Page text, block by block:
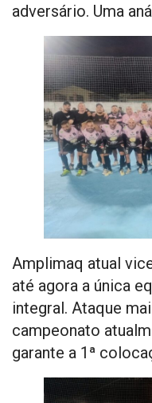
adversário. Uma
Amplimaq atual
até agora a única
integral. Ataque
campeonato
garante a 1ª